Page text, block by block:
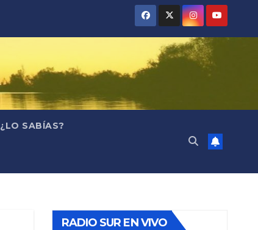
¿LO SABÍAS?
RADIO SUR EN VIVO